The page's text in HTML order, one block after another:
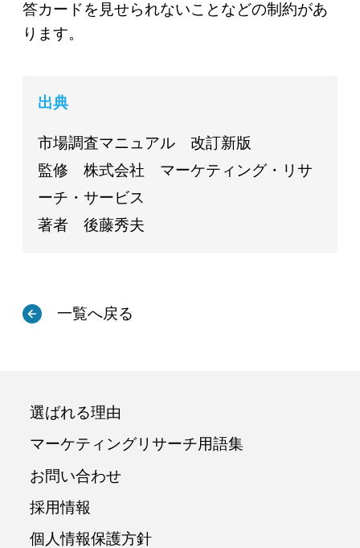
答カードを見せられないことなどの制約があ
ります。
出典
市場調査マニュアル 改訂新版
監修 株式会社 マーケティング・リサ
ーチ・サービス
著者 後藤秀夫
一覧へ戻る
選ばれる理由
マーケティングリサーチ用語集
お問い合わせ
採用情報
個人情報保護方針